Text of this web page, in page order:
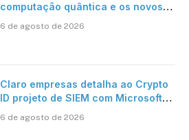
computação quântica e os novos
6 de agosto de 2026
Claro empresas detalha ao Crypto
ID projeto de SIEM com Microsoft
automatizada
6 de agosto de 2026